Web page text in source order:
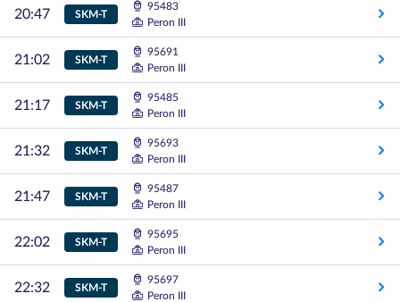
20:47 SKM-T
95483
Peron III
21:02 SKM-T
95691
Peron III
21:17 SKM-T
95485
Peron III
21:32 SKM-T
95693
Peron III
21:47 SKM-T
95487
Peron III
22:02 SKM-T
95695
Peron III
22:32 SKM-T
95697
Peron III